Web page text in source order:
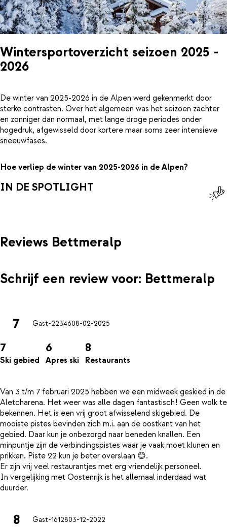
Wintersportoverzicht seizoen 2025 -
2026
De winter van 2025-2026 in de Alpen werd gekenmerkt door
sterke contrasten. Over het algemeen was het seizoen zachter
en zonniger dan normaal, met lange droge periodes onder
hogedruk, afgewisseld door kortere maar soms zeer intensieve
sneeuwfases.
Hoe verliep de winter van 2025-2026 in de Alpen?
IN DE SPOTLIGHT
Reviews Bettmeralp
Schrijf een review voor: Bettmeralp
7 Gast-2234608-02-2025
7
Ski gebied
6
Apres ski
8
Restaurants
Van 3 t/m 7 februari 2025 hebben we een midweek geskied in de
Aletcharena. Het weer was alle dagen fantastisch! Geen wolk te
bekennen. Het is een vrij groot afwisselend skigebied. De
mooiste pistes bevinden zich m.i. aan de oostkant van het
gebied. Daar kun je onbezorgd naar beneden knallen. Een
minpuntje zijn de verbindingspistes waar je vaak moet klunen en
prikken. Piste 22 kun je beter overslaan 😊.
Er zijn vrij veel restaurantjes met erg vriendelijk personeel.
In vergelijking met Oostenrijk is het allemaal inderdaad wat
8 Gast-1612803-12-2022